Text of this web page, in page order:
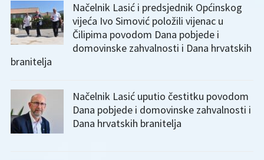
Načelnik Lasić i predsjednik Općinskog
vijeća Ivo Simović položili vijenac u
Čilipima povodom Dana pobjede i
domovinske zahvalnosti i Dana hrvatskih
branitelja
Načelnik Lasić uputio čestitku povodom
Dana pobjede i domovinske zahvalnosti i
Dana hrvatskih branitelja